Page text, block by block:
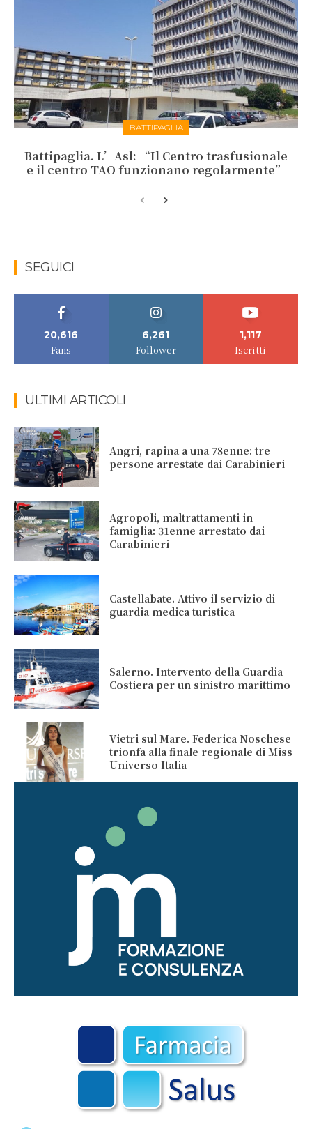
BATTIPAGLIA
Battipaglia. L’Asl: “Il Centro trasfusionale
e il centro TAO funzionano regolarmente”
SEGUICI
20,616
Fans
6,261
Follower
1,117
Iscritti
ULTIMI ARTICOLI
Angri, rapina a una 78enne: tre
persone arrestate dai Carabinieri
Agropoli, maltrattamenti in
famiglia: 31enne arrestato dai
Carabinieri
Castellabate. Attivo il servizio di
guardia medica turistica
Salerno. Intervento della Guardia
Costiera per un sinistro marittimo
Vietri sul Mare. Federica Noschese
trionfa alla finale regionale di Miss
Universo Italia